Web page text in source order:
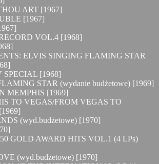
ART [1967]
[1967]
VOL.4 [1968]
ELVIS SINGING FLAMING STAR
SPECIAL [1968]
STAR (wydanie budżetowe) [1969]
MEMPHIS [1969]
TO VEGAS/FROM VEGAS TO
(wyd.budżetowe) [1970]
GOLD AWARD HITS VOL.1 (4 LPs)
(wyd.budżetowe) [1970]